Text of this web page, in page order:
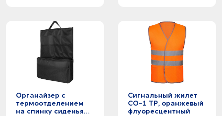
Органайзер с
термоотделением
на спинку сиденья
Сигнальный жилет
СО-1 ТР, оранжевый
флуоресцентный